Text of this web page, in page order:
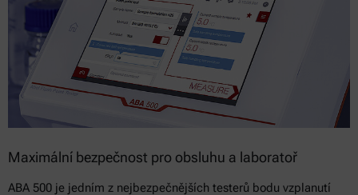
Maximální bezpečnost pro obsluhu a laboratoř
ABA 500 je jedním z nejbezpečnějších testerů bodu vzplanutí